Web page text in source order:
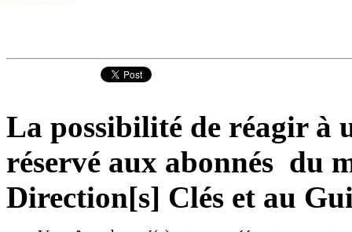
La possibilité de réagir à
réservé aux abonnés du
Direction[s] Clés et au